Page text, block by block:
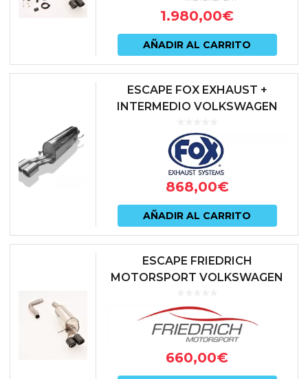
1.980,00€
AÑADIR AL CARRITO
ESCAPE FOX EXHAUST +
INTERMEDIO VOLKSWAGEN
868,00€
AÑADIR AL CARRITO
ESCAPE FRIEDRICH
MOTORSPORT VOLKSWAGEN
GPF)
660,00€